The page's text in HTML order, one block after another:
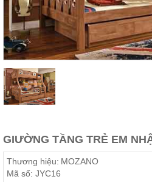
Thất
Phòng
Khách
Sofa,
tủ
Bàn
trà...
Nội
Phòng
Giường
áo, bàn
GIƯỜNG TẦNG TRẺ EM
Thương hiệu: MOZANO
Mã số: JYC16